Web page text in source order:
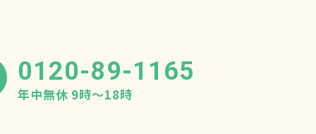
0120-89-1165
年中無休 9時〜18時